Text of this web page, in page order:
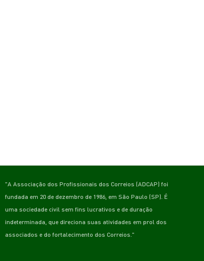
"A Associação dos Profissionais dos Correios (ADCAP) foi
fundada em 20 de dezembro de 1986, em São Paulo (SP). É
uma sociedade civil sem fins lucrativos e de duração
indeterminada, que direciona suas atividades em prol dos
associados e do fortalecimento dos Correios."